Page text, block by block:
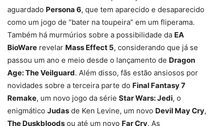
aguardado Persona 6, que tem aparecido e desaparecido
como um jogo de “bater na toupeira” em um fliperama.
Também há murmúrios sobre a possibilidade da EA
BioWare revelar Mass Effect 5, considerando que já se
passou um ano e meio desde o lançamento de Dragon
Age: The Veilguard. Além disso, fãs estão ansiosos por
novidades sobre a terceira parte do Final Fantasy 7
Remake, um novo jogo da série Star Wars: Jedi, o
enigmático Judas de Ken Levine, um novo Devil May Cry,
The Duskbloods ou até um novo Far Cry. As